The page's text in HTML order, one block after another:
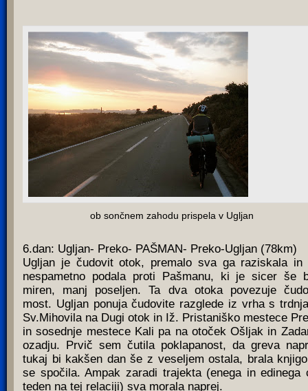
ob sončnem zahodu prispela v Ugljan
6.dan: Ugljan- Preko- PAŠMAN- Preko-Ugljan (78km)
Ugljan je čudovit otok, premalo sva ga raziskala in
nespametno podala proti Pašmanu, ki je sicer še
miren, manj poseljen. Ta dva otoka povezuje
most. Ugljan ponuja čudovite razglede iz vrha s
Sv.Mihovila na Dugi otok in Iž. Pristaniško mestece
in sosednje mestece Kali pa na otoček Ošljak in
ozadju. Prvič sem čutila poklapanost, da greva
tukaj bi kakšen dan še z veseljem ostala, brala
se spočila. Ampak zaradi trajekta (enega in edinega
teden na tej relaciji) sva morala naprej.